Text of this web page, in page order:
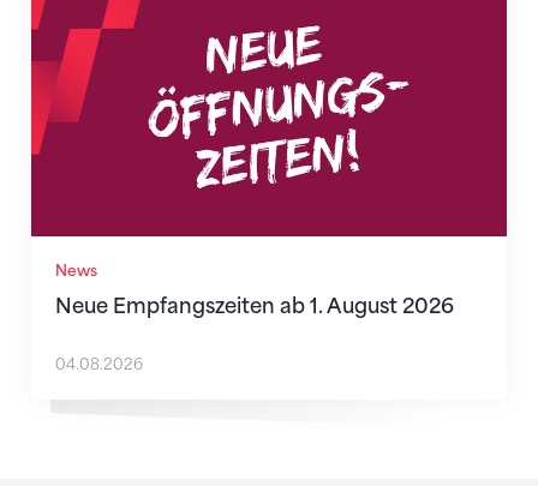
News
Neue Empfangszeiten ab 1. August 2026
04.08.2026